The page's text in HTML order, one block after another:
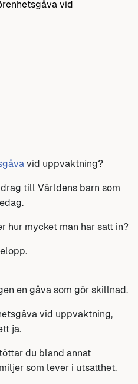
vid uppvaktning?
till Världens barn som
hur mycket man har satt in?
en gåva som gör skillnad.
vid uppvaktning,
ja.
du bland annat
som lever i utsatthet.